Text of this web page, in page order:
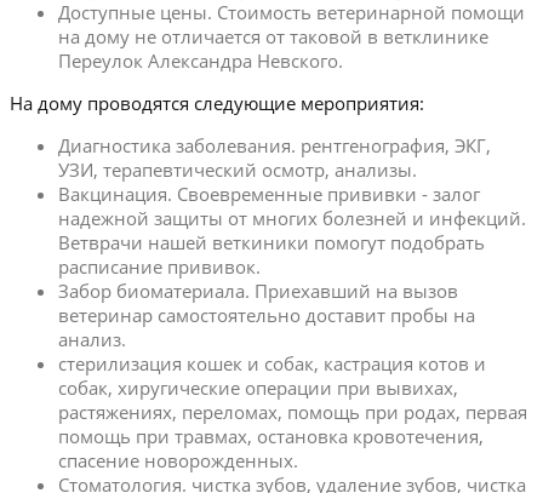
Доступные цены. Стоимость ветеринарной помощи
на дому не отличается от таковой в ветклинике
Переулок Александра Невского.
На дому проводятся следующие мероприятия:
Диагностика заболевания. рентгенография, ЭКГ,
УЗИ, терапевтический осмотр, анализы.
Вакцинация. Своевременные прививки - залог
надежной защиты от многих болезней и инфекций.
Ветврачи нашей веткиники помогут подобрать
расписание прививок.
Забор биоматериала. Приехавший на вызов
ветеринар самостоятельно доставит пробы на
анализ.
стерилизация кошек и собак, кастрация котов и
собак, хиругические операции при вывихах,
растяжениях, переломах, помощь при родах, первая
помощь при травмах, остановка кровотечения,
спасение новорожденных.
Стоматология. чистка зубов, удаление зубов, чистка